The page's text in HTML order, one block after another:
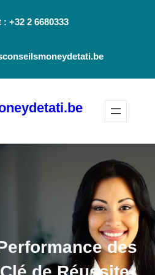
+32 2 6680333
des